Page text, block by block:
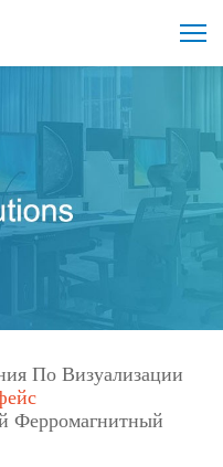
По Визуализации
Ферромагнитный